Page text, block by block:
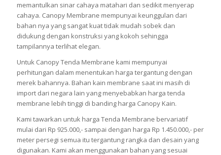
memantulkan sinar cahaya matahari dan sedikit menyerap
cahaya. Canopy Membrane mempunyai keunggulan dari
bahan nya yang sangat kuat tidak mudah sobek dan
didukung dengan konstruksi yang kokoh sehingga
tampilannya terlihat elegan.
Untuk Canopy Tenda Membrane kami mempunyai
perhitungan dalam menentukan harga tergantung dengan
merek bahannya. Bahan kain membrane saat ini masih di
import dari negara lain yang menyebabkan harga tenda
membrane lebih tinggi di banding harga Canopy Kain.
Kami tawarkan untuk harga Tenda Membrane bervariatif
mulai dari Rp 925.000,- sampai dengan harga Rp 1.450.000,- per
meter persegi semua itu tergantung rangka dan desain yang
digunakan. Kami akan menggunakan bahan yang sesuai